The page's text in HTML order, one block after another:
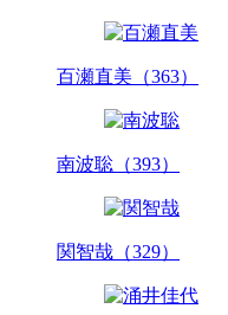
百瀬直美（363）
南波聡（393）
関智哉（329）